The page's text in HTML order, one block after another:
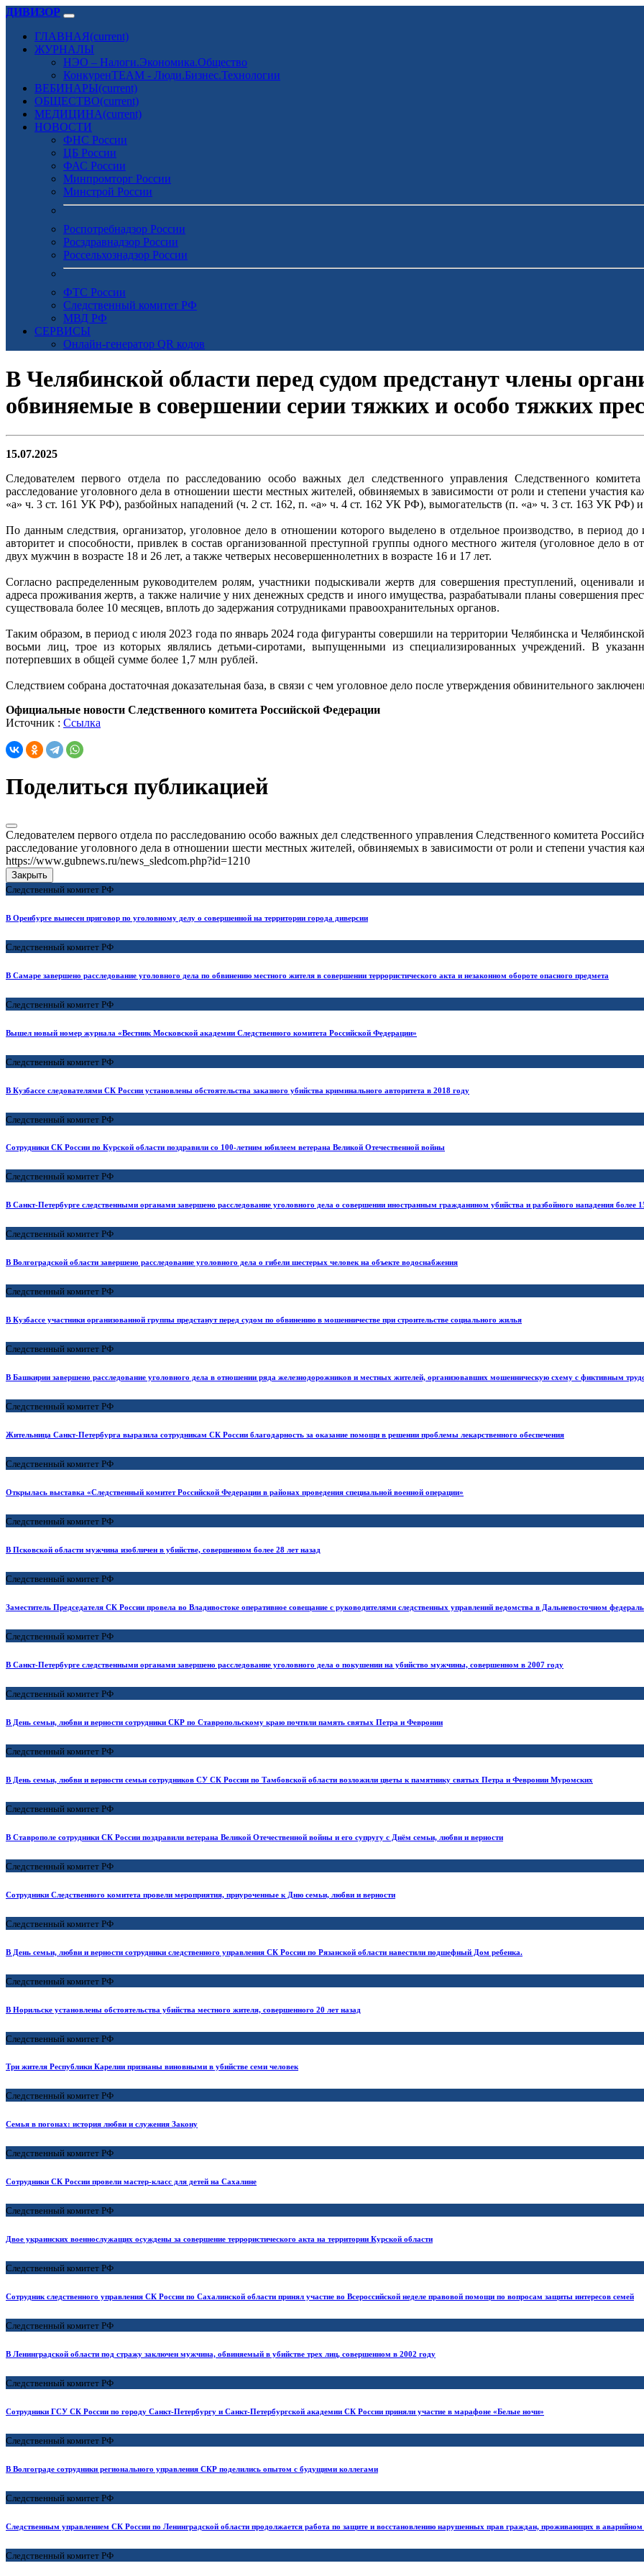
ДИВИЗОР
ГЛАВНАЯ(current)
ЖУРНАЛЫ
НЭО – Налоги.Экономика.Общество
КонкуренTEAM - Люди.Бизнес.Технологии
ВЕБИНАРЫ(current)
ОБЩЕСТВО(current)
МЕДИЦИНА(current)
НОВОСТИ
ФНС России
ЦБ России
ФАС России
Минпромторг России
Минстрой России
Роспотребнадзор России
Росздравнадзор России
Россельхознадзор России
ФТС России
Следственный комитет РФ
МВД РФ
СЕРВИСЫ
Онлайн-генератор QR кодов
В Челябинской области перед судом предстанут члены
обвиняемые в совершении серии тяжких и особо тяжких
15.07.2025
Следователем первого отдела по расследованию особо важных дел следственного управления Следственного
расследование уголовного дела в отношении шести местных жителей, обвиняемых в зависимости от роли и степени участия
«а» ч. 3 ст. 161 УК РФ), разбойных нападений (ч. 2 ст. 162, п. «а» ч. 4 ст. 162 УК РФ), вымогательств (п. «а» ч. 3 ст. 163 УК РФ)
По данным следствия, организатор, уголовное дело в отношении которого выделено в отдельное производство, в период
авторитет и способности, привлек в состав организованной преступной группы одного местного жителя (уголовное дело в
двух мужчин в возрасте 18 и 26 лет, а также четверых несовершеннолетних в возрасте 16 и 17 лет.
Согласно распределенным руководителем ролям, участники подыскивали жертв для совершения преступлений, оценивали
адреса проживания жертв, а также наличие у них денежных средств и иного имущества, разрабатывали планы совершения
существовала более 10 месяцев, вплоть до задержания сотрудниками правоохранительных органов.
Таким образом, в период с июля 2023 года по январь 2024 года фигуранты совершили на территории Челябинска и
восьми лиц, трое из которых являлись детьми-сиротами, выпущенными из специализированных учреждений. В
потерпевших в общей сумме более 1,7 млн рублей.
Следствием собрана достаточная доказательная база, в связи с чем уголовное дело после утверждения обвинительного
Официальные новости Следственного комитета Российской Федерации
Источник : Ссылка
Поделиться публикацией
Следователем первого отдела по расследованию особо важных дел следственного управления Следственного комитета
расследование уголовного дела в отношении шести местных жителей, обвиняемых в зависимости от роли и степени участия
https://www.gubnews.ru/news_sledcom.php?id=1210
Закрыть
Следственный комитет РФ
В Оренбурге вынесен приговор по уголовному делу о совершенной на территории города диверсии
Следственный комитет РФ
В Самаре завершено расследование уголовного дела по обвинению местного жителя в совершении террористического акта и незаконном обороте опасного предмета
Следственный комитет РФ
Вышел новый номер журнала «Вестник Московской академии Следственного комитета Российской Федерации»
Следственный комитет РФ
В Кузбассе следователями СК России установлены обстоятельства заказного убийства криминального авторитета в 2018 году
Следственный комитет РФ
Сотрудники СК России по Курской области поздравили со 100-летним юбилеем ветерана Великой Отечественной войны
Следственный комитет РФ
В Санкт-Петербурге следственными органами завершено расследование уголовного дела о совершении иностранным гражданином убийства и разбойного нападения более
Следственный комитет РФ
В Волгоградской области завершено расследование уголовного дела о гибели шестерых человек на объекте водоснабжения
Следственный комитет РФ
В Кузбассе участники организованной группы предстанут перед судом по обвинению в мошенничестве при строительстве социального жилья
Следственный комитет РФ
В Башкирии завершено расследование уголовного дела в отношении ряда железнодорожников и местных жителей, организовавших мошенническую схему с фиктивным
Следственный комитет РФ
Жительница Санкт-Петербурга выразила сотрудникам СК России благодарность за оказание помощи в решении проблемы лекарственного обеспечения
Следственный комитет РФ
Открылась выставка «Следственный комитет Российской Федерации в районах проведения специальной военной операции»
Следственный комитет РФ
В Псковской области мужчина изобличен в убийстве, совершенном более 28 лет назад
Следственный комитет РФ
Заместитель Председателя СК России провела во Владивостоке оперативное совещание с руководителями следственных управлений ведомства в Дальневосточном
Следственный комитет РФ
В Санкт-Петербурге следственными органами завершено расследование уголовного дела о покушении на убийство мужчины, совершенном в 2007 году
Следственный комитет РФ
В День семьи, любви и верности сотрудники СКР по Ставропольскому краю почтили память святых Петра и Февронии
Следственный комитет РФ
В День семьи, любви и верности семьи сотрудников СУ СК России по Тамбовской области возложили цветы к памятнику святых Петра и Февронии Муромских
Следственный комитет РФ
В Ставрополе сотрудники СК России поздравили ветерана Великой Отечественной войны и его супругу с Днём семьи, любви и верности
Следственный комитет РФ
Сотрудники Следственного комитета провели мероприятия, приуроченные к Дню семьи, любви и верности
Следственный комитет РФ
В День семьи, любви и верности сотрудники следственного управления СК России по Рязанской области навестили подшефный Дом ребенка.
Следственный комитет РФ
В Норильске установлены обстоятельства убийства местного жителя, совершенного 20 лет назад
Следственный комитет РФ
Три жителя Республики Карелии признаны виновными в убийстве семи человек
Следственный комитет РФ
Семья в погонах: история любви и служения Закону
Следственный комитет РФ
Сотрудники СК России провели мастер-класс для детей на Сахалине
Следственный комитет РФ
Двое украинских военнослужащих осуждены за совершение террористического акта на территории Курской области
Следственный комитет РФ
Сотрудник следственного управления СК России по Сахалинской области принял участие во Всероссийской неделе правовой помощи по вопросам защиты интересов семей
Следственный комитет РФ
В Ленинградской области под стражу заключен мужчина, обвиняемый в убийстве трех лиц, совершенном в 2002 году
Следственный комитет РФ
Сотрудники ГСУ СК России по городу Санкт-Петербургу и Санкт-Петербургской академии СК России приняли участие в марафоне «Белые ночи»
Следственный комитет РФ
В Волгограде сотрудники регионального управления СКР поделились опытом с будущими коллегами
Следственный комитет РФ
Следственным управлением СК России по Ленинградской области продолжается работа по защите и восстановлению нарушенных прав граждан, проживающих в
Следственный комитет РФ